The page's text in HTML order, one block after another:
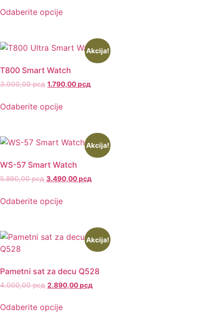
Odaberite opcije
Akcija!
T800 Smart Watch
3.000,00рсд 1.790,00рсд
Odaberite opcije
Akcija!
WS-57 Smart Watch
5.890,00рсд 3.490,00рсд
Odaberite opcije
Akcija!
Pametni sat za decu Q528
4.000,00рсд 2.890,00рсд
Odaberite opcije